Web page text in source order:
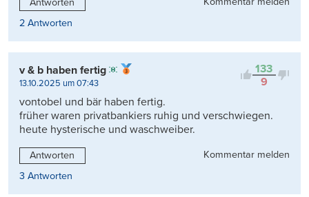
Antworten
2 Antworten
133
9
v & b haben fertig
13.10.2025 um 07:43
vontobel und bär haben fertig.
früher waren privatbankiers ruhig und verschwiegen.
heute hysterische und waschweiber.
Antworten
Kommentar melden
3 Antworten